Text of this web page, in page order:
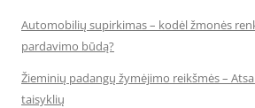
Automobilių supirkimas – kodėl žmonės
pardavimo būdą?
Žieminių padangų žymėjimo reikšmės –
taisyklių